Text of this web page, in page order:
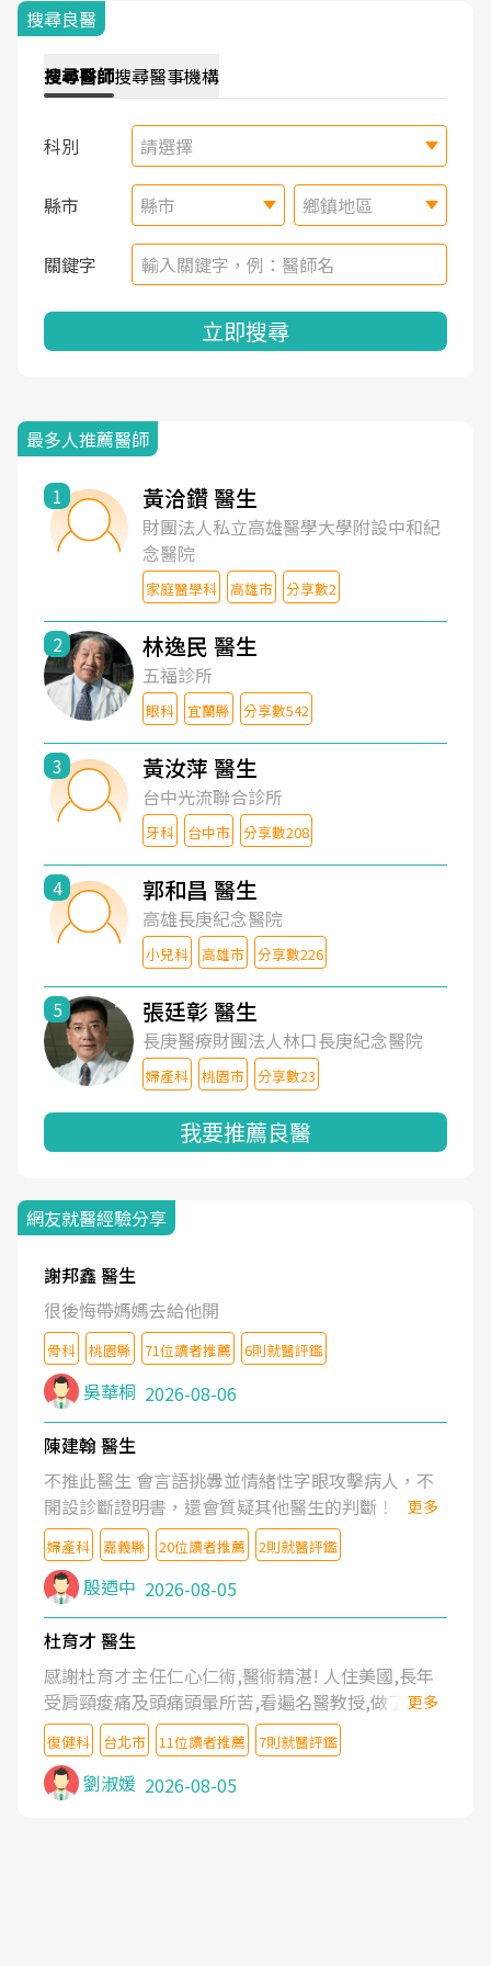
搜尋良醫
搜尋醫師搜尋醫事機構
科別 請選擇
縣市 縣市 鄉鎮地區
關鍵字
立即搜尋
最多人推薦醫師
1 黃洽鑽 醫生
財團法人私立高雄醫學大學附設中和紀
念醫院
家庭醫學科 高雄市 分享數2
2 林逸民 醫生
五福診所
眼科 宜蘭縣 分享數542
3 黃汝萍 醫生
台中光流聯合診所
牙科 台中市 分享數208
4 郭和昌 醫生
高雄長庚紀念醫院
小兒科 高雄市 分享數226
5 張廷彰 醫生
長庚醫療財團法人林口長庚紀念醫院
婦產科 桃園市 分享數23
我要推薦良醫
網友就醫經驗分享
謝邦鑫 醫生
很後悔帶媽媽去給他開
骨科 桃園縣 71位讀者推薦 6則就醫評鑑
吳華桐 2026-08-06
陳建翰 醫生
不推此醫生 會言語挑釁並情緒性字眼攻擊病人，不
開設診斷證明書，還會質疑其他醫生的判斷！
更多
婦產科 嘉義縣 20位讀者推薦 2則就醫評鑑
殷迺中 2026-08-05
杜育才 醫生
感謝杜育才主任仁心仁術,醫術精湛! 人住美國,長年
受肩頸痠痛及頭痛頭暈所苦,看遍名醫教授,做了各種
檢查,也嘗試過西醫打針,中醫針灸及物理徒手治療都
沒有用,後來連吃到嗎啡類止痛藥都效果有限,只是壓
症狀,沒多久就痛起來,多年失眠嚴重影響生活品質.
台灣親友介紹忠孝醫院杜育才主任是頸頭症候群專
更多
復健科 台北市 11位讀者推薦 7則就醫評鑑
劉淑媛 2026-08-05